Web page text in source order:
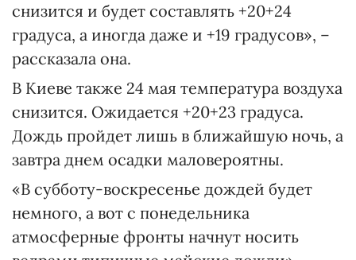
снизится и будет составлять +20+24
градуса, а иногда даже и +19 градусов», –
рассказала она.
В Киеве также 24 мая температура воздуха
снизится. Ожидается +20+23 градуса.
Дождь пройдет лишь в ближайшую ночь, а
завтра днем осадки маловероятны.
«В субботу-воскресенье дождей будет
немного, а вот с понедельника
атмосферные фронты начнут носить